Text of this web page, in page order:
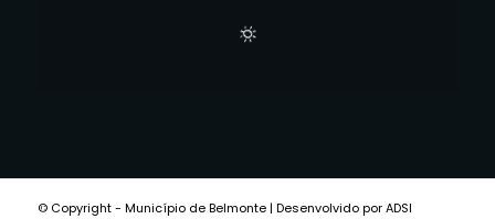
© Copyright - Município de Belmonte | Desenvolvido por ADSI